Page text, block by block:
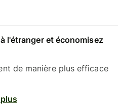
l'étranger et économisez
de manière plus efficace